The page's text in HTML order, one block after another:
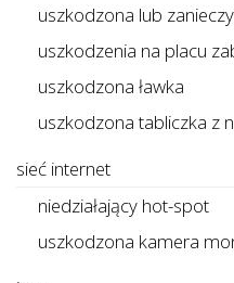
uszkodzona lub
uszkodzenia na placu
uszkodzona ławka
uszkodzona tabliczka z
sieć internet
niedziałający hot-spot
uszkodzona kamera